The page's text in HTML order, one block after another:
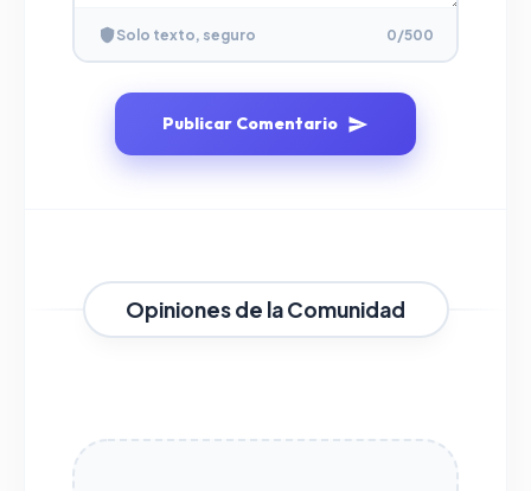
Solo texto, seguro 0/500
Publicar Comentario
Opiniones de la Comunidad